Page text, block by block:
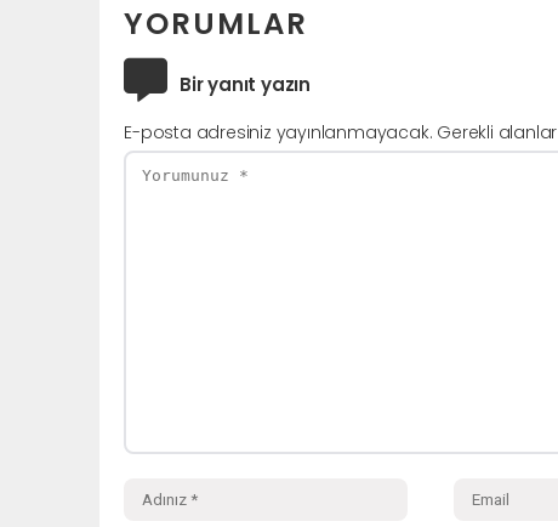
YORUMLAR
Bir yanıt yazın
E-posta adresiniz yayınlanmayacak. Gerekli alanlar